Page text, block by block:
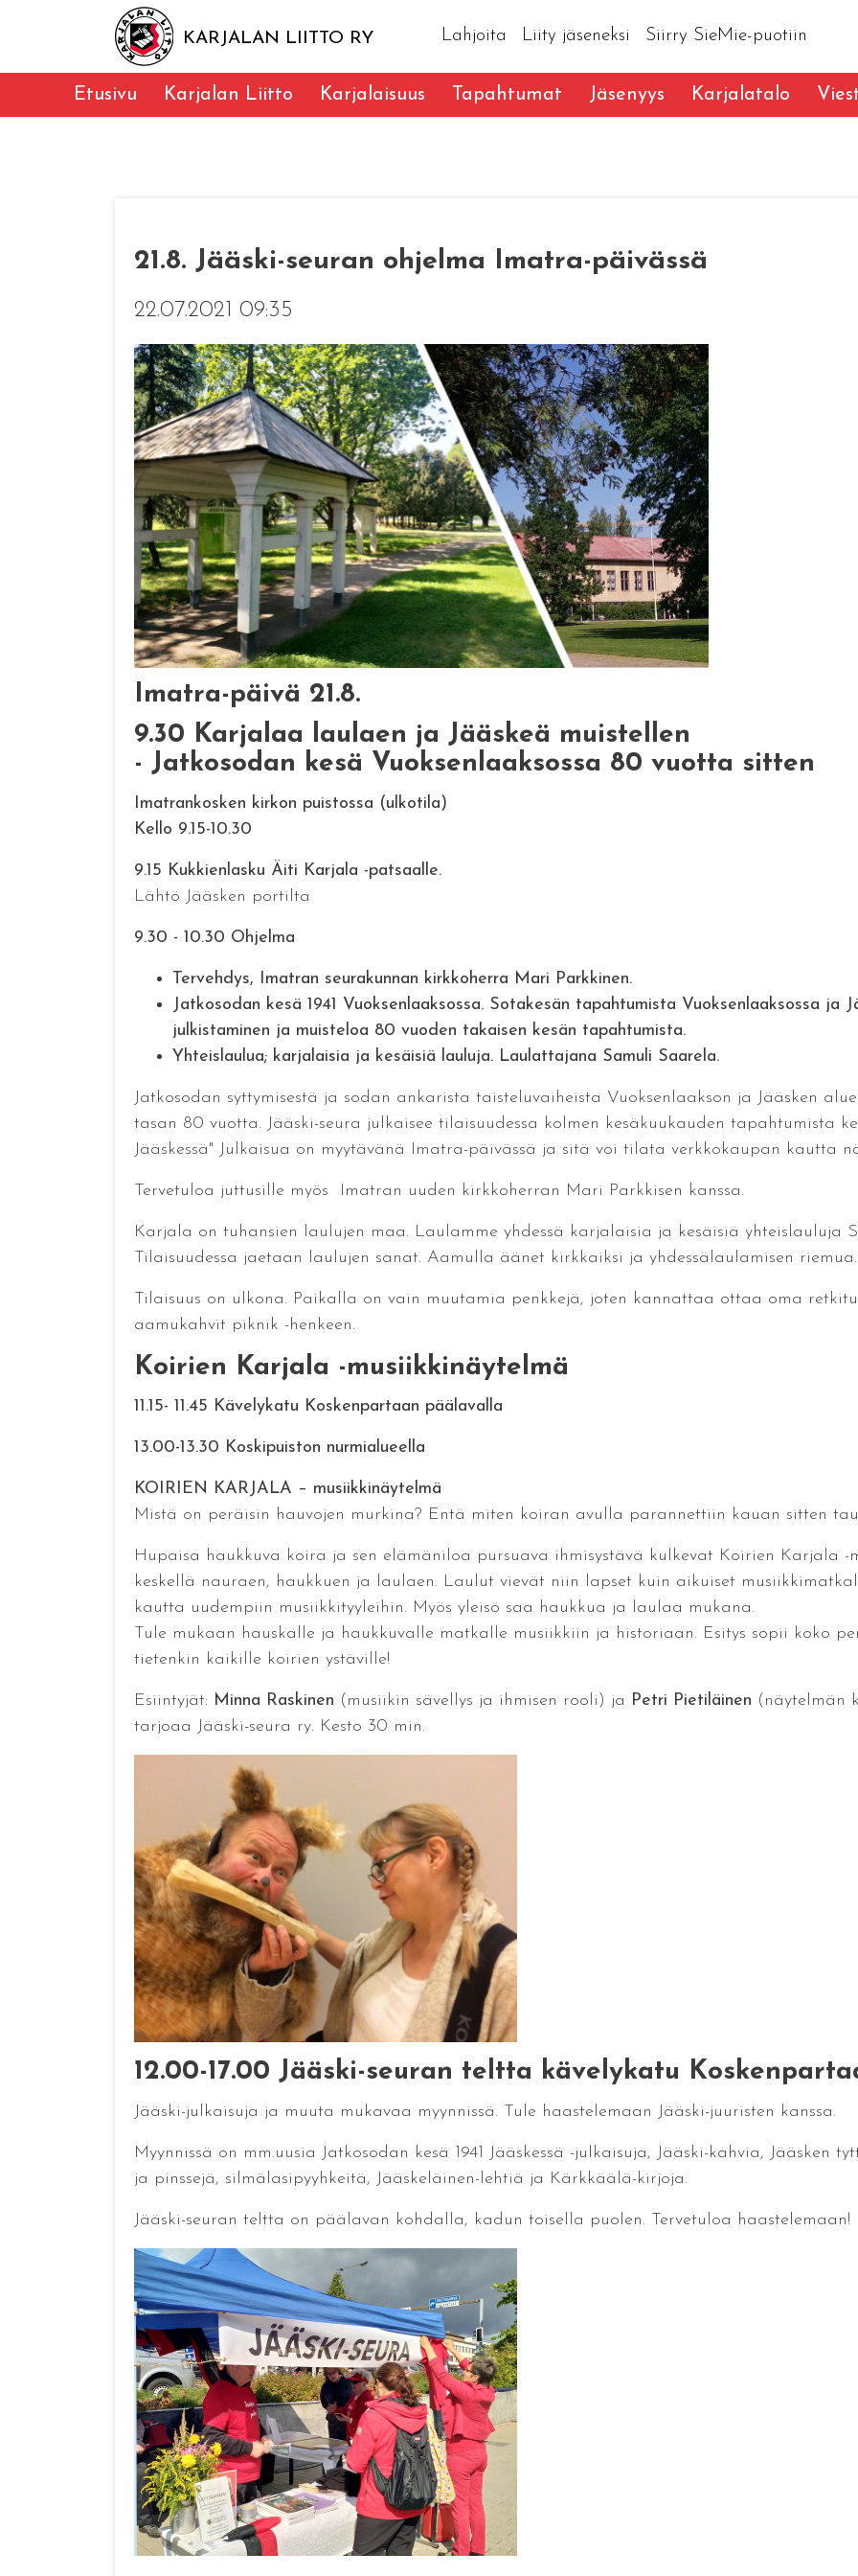
KARJALAN LIITTO RY Lahjoita Liity jäseneksi Siirry SieMie-puotiin
Etusivu Karjalan Liitto Karjalaisuus Tapahtumat Jäsenyys Karjalatalo
21.8. Jääski-seuran ohjelma Imatra-päivässä
22.07.2021 09:35
Imatra-päivä 21.8.
9.30 Karjalaa laulaen ja Jääskeä muistellen
- Jatkosodan kesä Vuoksenlaaksossa 80 vuotta sitten
Imatrankosken kirkon puistossa (ulkotila)
Kello 9.15-10.30
9.15 Kukkienlasku Äiti Karjala -patsaalle.
Lähtö Jääsken portilta
9.30 - 10.30 Ohjelma
Tervehdys, Imatran seurakunnan kirkkoherra Mari Parkkinen.
Jatkosodan kesä 1941 Vuoksenlaaksossa. Sotakesän tapahtumista Vuoksenlaaksossa ja
julkistaminen ja muisteloa 80 vuoden takaisen kesän tapahtumista.
Yhteislaulua; karjalaisia ja kesäisiä lauluja. Laulattajana Samuli Saarela.
Jatkosodan syttymisestä ja sodan ankarista taisteluvaiheista Vuoksenlaakson ja Jääsken
tasan 80 vuotta. Jääski-seura julkaisee tilaisuudessa kolmen kesäkuukauden tapahtumista
Jääskessä" Julkaisua on myytävänä Imatra-päivässä ja sitä voi tilata verkkokaupan kautta
Tervetuloa juttusille myös Imatran uuden kirkkoherran Mari Parkkisen kanssa.
Karjala on tuhansien laulujen maa. Laulamme yhdessä karjalaisia ja kesäisiä yhteislauluja
Tilaisuudessa jaetaan laulujen sanat. Aamulla äänet kirkkaiksi ja yhdessälaulamisen riemua.
Tilaisuus on ulkona. Paikalla on vain muutamia penkkejä, joten kannattaa ottaa oma
aamukahvit piknik -henkeen.
Koirien Karjala -musiikkinäytelmä
11.15- 11.45 Kävelykatu Koskenpartaan päälavalla
13.00-13.30 Koskipuiston nurmialueella
KOIRIEN KARJALA – musiikkinäytelmä
Mistä on peräisin hauvojen murkina? Entä miten koiran avulla parannettiin kauan sitten
Hupaisa haukkuva koira ja sen elämäniloa pursuava ihmisystävä kulkevat Koirien Karjala -
keskellä nauraen, haukkuen ja laulaen. Laulut vievät niin lapset kuin aikuiset
kautta uudempiin musiikkityyleihin. Myös yleisö saa haukkua ja laulaa mukana.
Tule mukaan hauskalle ja haukkuvalle matkalle musiikkiin ja historiaan. Esitys sopii koko
tietenkin kaikille koirien ystäville!
Esiintyjät: Minna Raskinen (musiikin sävellys ja ihmisen rooli) ja Petri Pietiläinen (näytelmän
tarjoaa Jääski-seura ry. Kesto 30 min.
12.00-17.00 Jääski-seuran teltta kävelykatu
Jääski-julkaisuja ja muuta mukavaa myynnissä. Tule haastelemaan Jääski-juuristen kanssa.
Myynnissä on mm.uusia Jatkosodan kesä 1941 Jääskessä -julkaisuja, Jääski-kahvia, Jääsken
ja pinssejä, silmälasipyyhkeitä, Jääskeläinen-lehtiä ja Kärkkäälä-kirjoja.
Jääski-seuran teltta on päälavan kohdalla, kadun toisella puolen. Tervetuloa haastelemaan!